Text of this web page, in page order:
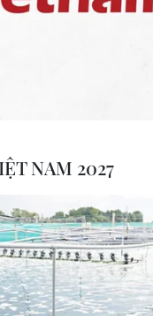
sắc văn hóa dân
Doanh nghiệp
kinh doanh Việt
mạc Ngày hội văn
1
NAM 2027